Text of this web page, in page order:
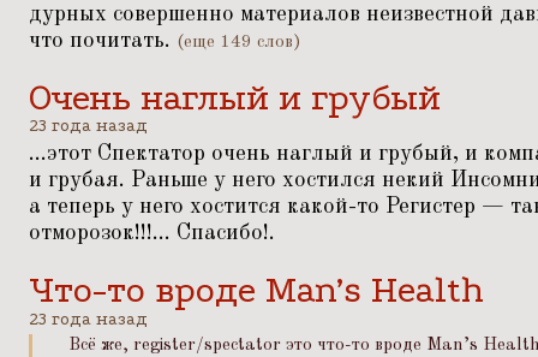
дурных совершенно материалов неизвестной
что почитать. (еще 149 слов)
Очень наглый и грубый
23 года назад
…этот Спектатор очень наглый и грубый, и
и грубая. Раньше у него хостился некий
а теперь у него хостится какой-то Регистер —
отморозок!!!… Спасибо!.
Что-то вроде Man’s Health
23 года назад
Всё же, register/spectator это что-то вроде Man’s